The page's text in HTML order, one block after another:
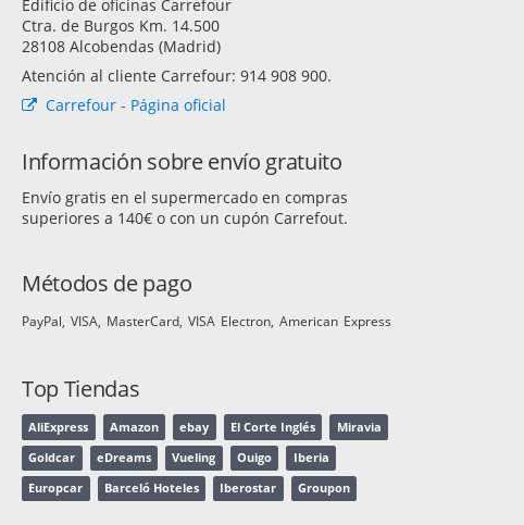
Edificio de oficinas Carrefour
Ctra. de Burgos Km. 14.500
28108 Alcobendas (Madrid)
Atención al cliente Carrefour: 914 908 900.
Carrefour - Página oficial
Información sobre envío gratuito
Envío gratis en el supermercado en compras
superiores a 140€ o con un cupón Carrefout.
Métodos de pago
PayPal VISA MasterCard VISA Electron American Express
Top Tiendas
AliExpress Amazon ebay El Corte Inglés Miravia
Goldcar eDreams Vueling Ouigo Iberia
Europcar Barceló Hoteles Iberostar Groupon